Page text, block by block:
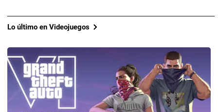
Lo último en Videojuegos